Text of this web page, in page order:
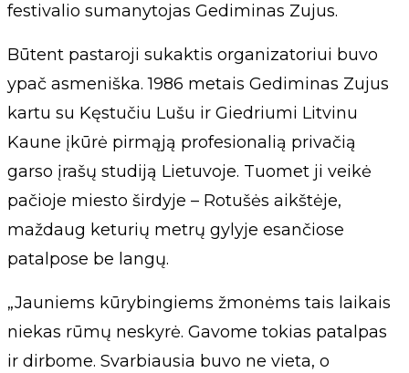
festivalio sumanytojas Gediminas Zujus.
Būtent pastaroji sukaktis organizatoriui buvo
ypač asmeniška. 1986 metais Gediminas Zujus
kartu su Kęstučiu Lušu ir Giedriumi Litvinu
Kaune įkūrė pirmąją profesionalią privačią
garso įrašų studiją Lietuvoje. Tuomet ji veikė
pačioje miesto širdyje – Rotušės aikštėje,
maždaug keturių metrų gylyje esančiose
patalpose be langų.
„Jauniems kūrybingiems žmonėms tais laikais
niekas rūmų neskyrė. Gavome tokias patalpas
ir dirbome. Svarbiausia buvo ne vieta, o